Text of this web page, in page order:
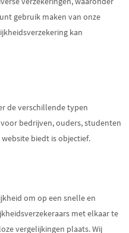
gebruik maken van onze
kan
de verschillende typen
bedrijven, ouders, studenten
biedt is objectief.
om op een snelle en
met elkaar te
vergelijkingen plaats. Wij